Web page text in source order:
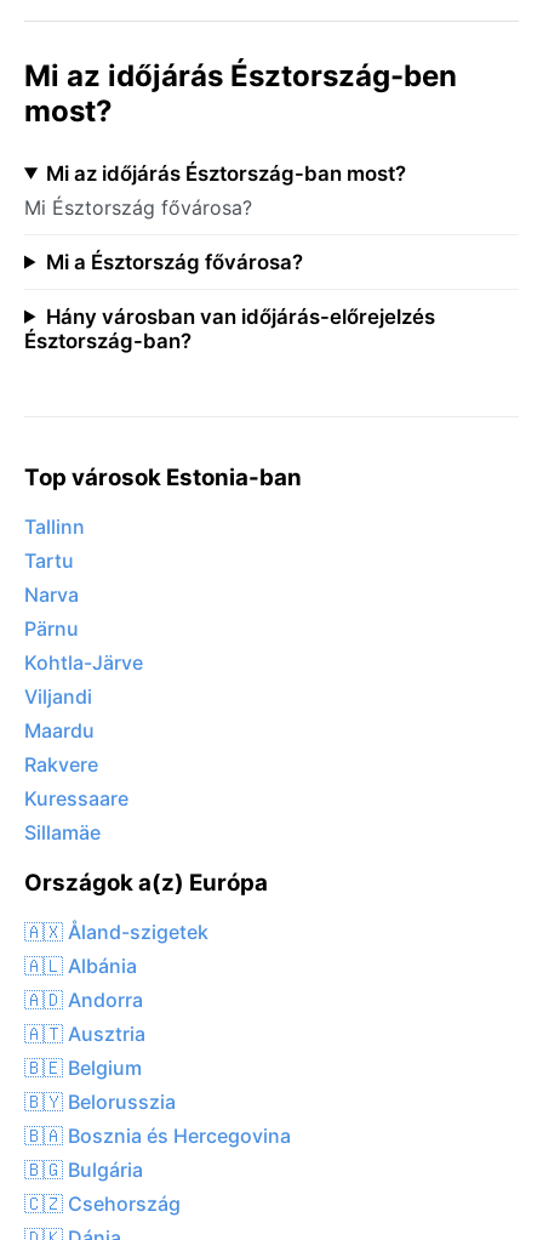
Mi az időjárás Észtország-ben
most?
Mi az időjárás Észtország-ban most?
Mi Észtország fővárosa?
Mi a Észtország fővárosa?
Hány városban van időjárás-előrejelzés
Észtország-ban?
Top városok Estonia-ban
Tallinn
Tartu
Narva
Pärnu
Kohtla-Järve
Viljandi
Maardu
Rakvere
Kuressaare
Sillamäe
Országok a(z) Európa
🇦🇽 Åland-szigetek
🇦🇱 Albánia
🇦🇩 Andorra
🇦🇹 Ausztria
🇧🇪 Belgium
🇧🇾 Belorusszia
🇧🇦 Bosznia és Hercegovina
🇧🇬 Bulgária
🇨🇿 Csehország